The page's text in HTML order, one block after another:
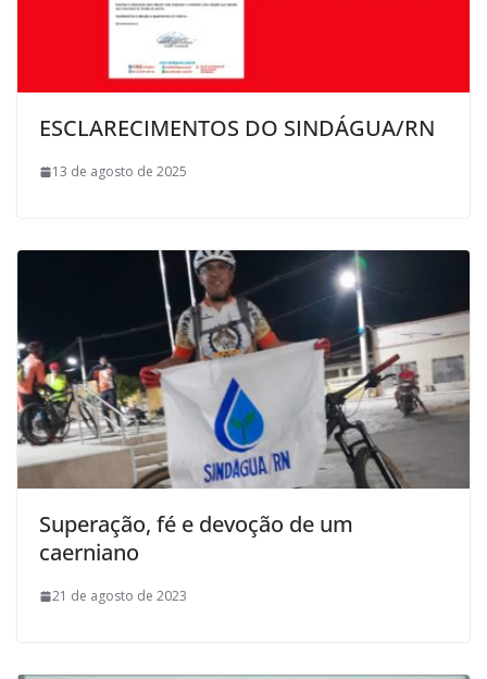
ESCLARECIMENTOS DO SINDÁGUA/RN
13 de agosto de 2025
Superação, fé e devoção de um
caerniano
21 de agosto de 2023